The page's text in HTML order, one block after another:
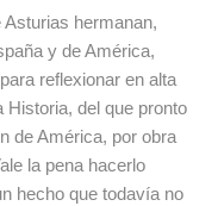
hermanan,
y de América,
reflexionar en alta
Historia, del que pronto
de América, por obra
la pena hacerlo
hecho que todavía no